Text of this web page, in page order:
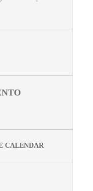
CALENDAR